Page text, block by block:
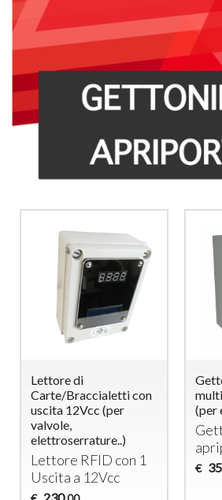
Lettore di
Carte/Braccialetti con
uscita 12Vcc (per
valvole,
elettroserrature..)
Lettore RFID con 1
Uscita a 12Vcc
(per
€